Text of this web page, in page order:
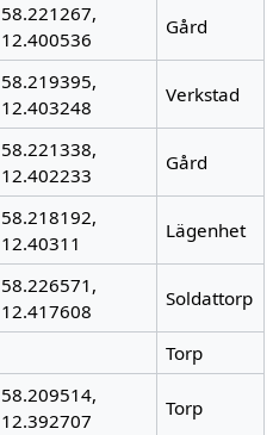
58.221267,
12.400536
Gård
58.219395,
12.403248
Verkstad
58.221338,
12.402233
Gård
58.218192,
12.40311
Lägenhet
58.226571,
12.417608
Soldattorp
Torp
58.209514,
12.392707
Torp